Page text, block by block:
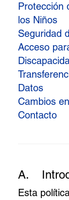
Protección
los Niños
Seguridad
Acceso
Datos
Cambios
Contacto
A.
Esta